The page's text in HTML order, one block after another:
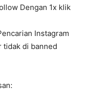
Dengan 1x klik
Instagram
tidak di banned